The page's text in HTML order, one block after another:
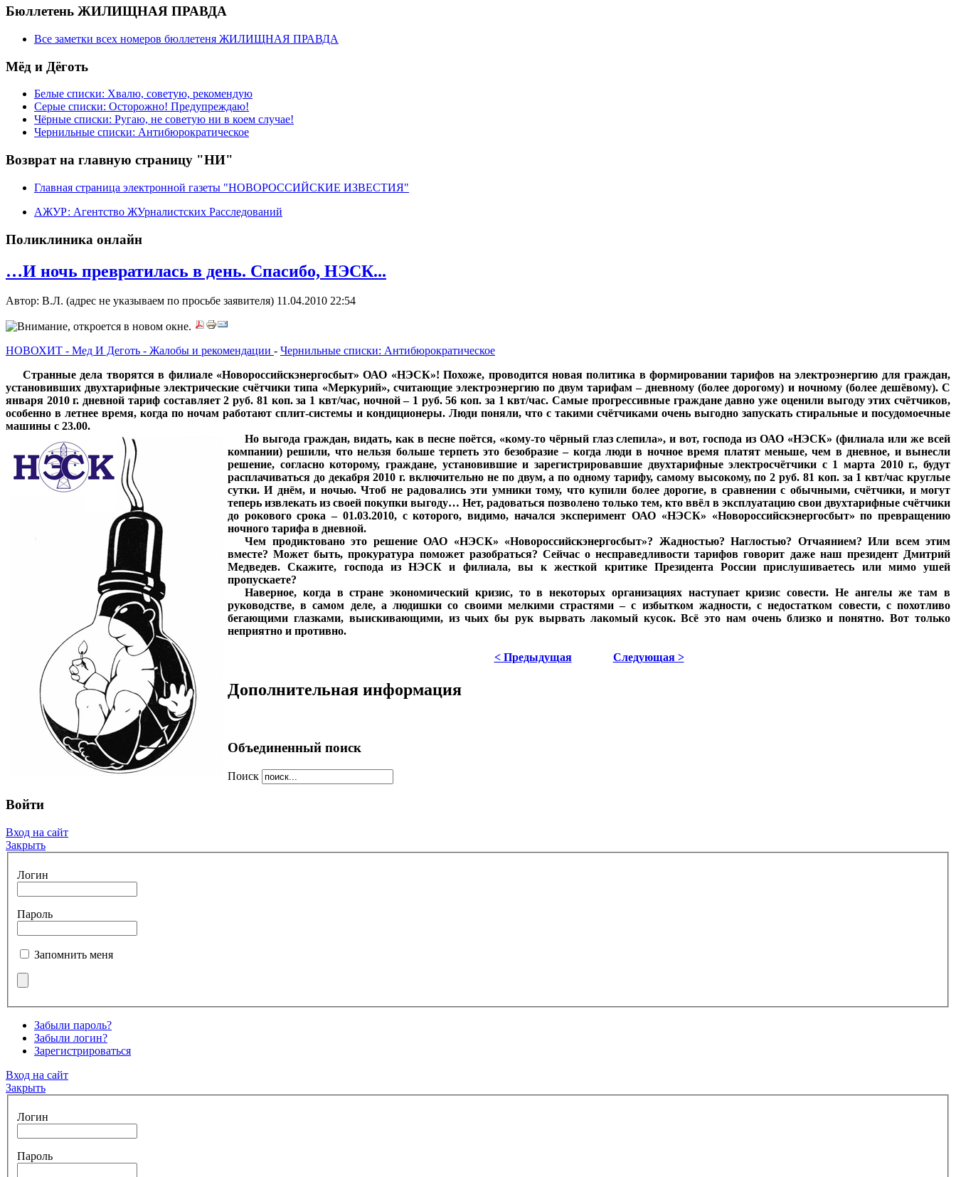
Бюллетень ЖИЛИЩНАЯ ПРАВДА
Все заметки всех номеров бюллетеня ЖИЛИЩНАЯ ПРАВДА
Мёд и Дёготь
Белые списки: Хвалю, советую, рекомендую
Серые списки: Осторожно! Предупреждаю!
Чёрные списки: Ругаю, не советую ни в коем случае!
Чернильные списки: Антибюрократическое
Возврат на главную страницу "НИ"
Главная страница электронной газеты "НОВОРОССИЙСКИЕ ИЗВЕСТИЯ"
АЖУР: Агентство ЖУрналистских Расследований
Поликлиника онлайн
…И ночь превратилась в день. Спасибо, НЭСК...
Автор: В.Л. (адрес не указываем по просьбе заявителя) 11.04.2010 22:54
НОВОХИТ - Мед И Деготь - Жалобы и рекомендации - Чернильные списки: Антибюрократическое
Странные дела творятся в филиале «Новороссийскэнергосбыт»ОАО «НЭСК»! Похоже, проводится новая политика в формировании тарифов на электроэнергию для граждан,
установивших двухтарифные электрические счётчики типа «Меркурий», считающие электроэнергию по двум тарифам – дневному (более дорогому) и ночному (более дешёвому). С
января 2010 г. дневной тариф составляет 2 руб. 81 коп. за 1 квт/час, ночной – 1 руб. 56 коп. за 1 квт/час. Самые прогрессивные граждане давно уже оценили выгоду этих счётчиков,
особенно в летнее время, когда по ночам работают сплит-системы и кондиционеры. Люди поняли, что с такими счётчиками очень выгодно запускать стиральные и посудомоечные
машины с 23.00.
Но выгода граждан, видать, как в песне поётся, «кому-то чёрный глаз слепила», и вот, господа из ОАО «НЭСК» (филиала или же всей
компании) решили, что нельзя больше терпеть это безобразие – когда люди в ночное время платят меньше, чем в дневное, и вынесли
решение, согласно которому, граждане, установившие и зарегистрировавшие двухтарифные электросчётчики с 1 марта 2010 г., будут
расплачиваться до декабря 2010 г. включительно не по двум, а по одному тарифу, самому высокому, по 2 руб. 81 коп. за 1 квт/час круглые
сутки. И днём, и ночью. Чтоб не радовались эти умники тому, что купили более дорогие, в сравнении с обычными, счётчики, и могут
теперь извлекать из своей покупки выгоду… Нет, радоваться позволено только тем, кто ввёл в эксплуатацию свои двухтарифные счётчики
до рокового срока – 01.03.2010, с которого, видимо, начался эксперимент ОАО «НЭСК» «Новороссийскэнергосбыт» по превращению
ночного тарифа в дневной.
Чем продиктовано это решение ОАО «НЭСК» «Новороссийскэнергосбыт»? Жадностью? Наглостью? Отчаянием? Или всем этим
вместе? Может быть, прокуратура поможет разобраться? Сейчас о несправедливости тарифов говорит даже наш президент Дмитрий
Медведев. Скажите, господа из НЭСК и филиала, вы к жесткой критике Президента России прислушиваетесь или мимо ушей
пропускаете?
Наверное, когда в стране экономический кризис, то в некоторых организациях наступает кризис совести. Не ангелы же там в
руководстве, в самом деле, а людишки со своими мелкими страстями – с избытком жадности, с недостатком совести, с похотливо
бегающими глазками, выискивающими, из чьих бы рук вырвать лакомый кусок. Всё это нам очень близко и понятно. Вот только
неприятно и противно.
< Предыдущая Следующая >
Дополнительная информация
Объединенный поиск
Поиск
Войти
Вход на сайт
Закрыть
Логин
Пароль
Запомнить меня
Забыли пароль?
Забыли логин?
Зарегистрироваться
Вход на сайт
Закрыть
Логин
Пароль